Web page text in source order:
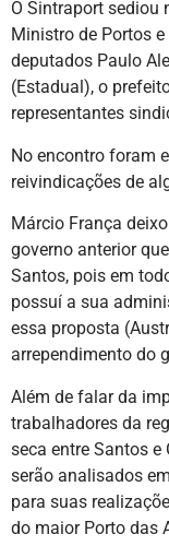
O Sintraport sediou
Ministro de Portos
deputados Paulo
(Estadual), o
representantes
No encontro foram
reivindicações de
Márcio França
governo anterior
Santos, pois em
possuí a sua
essa proposta
arrependimento do
Além de falar da
trabalhadores da
seca entre Santos
serão analisados
para suas
do maior Porto das